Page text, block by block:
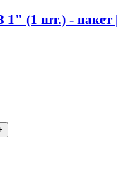
1" (1 шт.) - пакет |